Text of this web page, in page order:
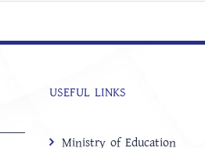
USEFUL LINKS
Ministry of Education